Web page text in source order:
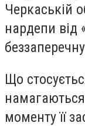
Черкаській
нардепи від
Що
моменту її